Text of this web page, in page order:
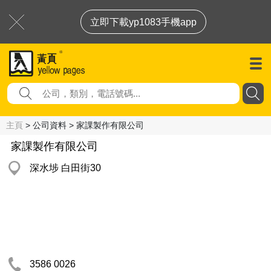
立即下載yp1083手機app
主頁 > 公司資料 > 家課製作有限公司
家課製作有限公司
深水埗 白田街30
3586 0026